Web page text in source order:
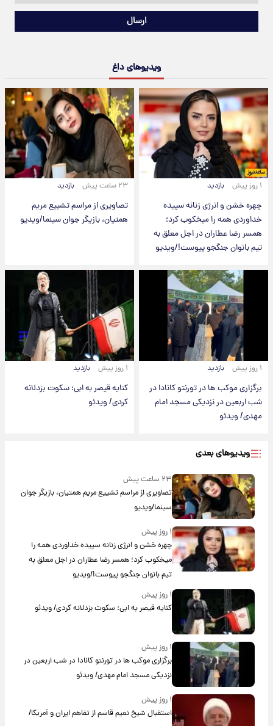
ارسال
ویدیوهای داغ
۱ روز پیش بازدید
چهره خشن و انرژی زنانه سپیده
خداوردی همه را میخکوب کرد؛
همسر رضا عطاران در اجل معلق به
تیم بانوان جنگجو پیوست!/ویدیو
۲۳ ساعت پیش بازدید
تصاویری از مراسم تشییع مریم
همتیان، بازیگر جوان سینما/ویدیو
۱ روز پیش بازدید
برگزاری موکب ها در تورنتو کانادا در
شب اربعین در نزدیکی مسجد امام
مهدی/ ویدئو
۱ روز پیش بازدید
کنایه قیصر به ابی: سکوت بزدلانه
کردی/ ویدئو
ویدیوهای بعدی
۲۳ ساعت پیش
تصاویری از مراسم تشییع مریم همتیان، بازیگر جوان
سینما/ویدیو
۱ روز پیش
چهره خشن و انرژی زنانه سپیده خداوردی همه را
میخکوب کرد؛ همسر رضا عطاران در اجل معلق به
تیم بانوان جنگجو پیوست!/ویدیو
۱ روز پیش
کنایه قیصر به ابی: سکوت بزدلانه کردی/ ویدئو
۱ روز پیش
برگزاری موکب ها در تورنتو کانادا در شب اربعین در
نزدیکی مسجد امام مهدی/ ویدئو
۱ روز پیش
استقبال شیخ نعیم قاسم از تفاهم ایران و آمریکا/